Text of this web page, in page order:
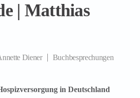
| Matthias
Diener Buchbesprechungen
in Deutschland